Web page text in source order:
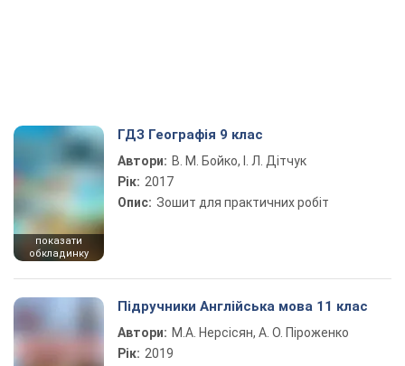
показати
обкладинку
ГДЗ Географія 9 клас
Автори: В. М. Бойко, І. Л. Дітчук
Рік: 2017
Опис: Зошит для практичних робіт
Підручники Англійська мова 11 клас
Автори: М.А. Нерсісян, А. О. Піроженко
Рік: 2019